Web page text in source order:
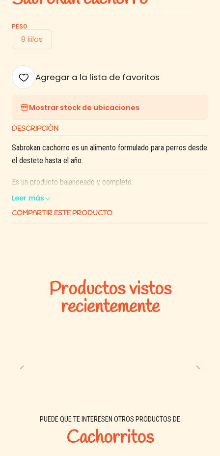
PESO
8 kilos
Agregar a la lista de favoritos
Mostrar stock de ubicaciones
DESCRIPCIÓN
Sabrokan cachorro es un alimento formulado para perros desde
el destete hasta el año.
Es un producto balanceado y completo.
Leer más
COMPARTIR ESTE PRODUCTO
Productos vistos
recientemente
PUEDE QUE TE INTERESEN OTROS PRODUCTOS DE
Cachorritos